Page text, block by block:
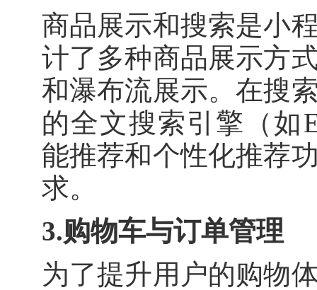
商品展示和搜索是小
计了多种商品展示方
和瀑布流展示。在搜
的全文搜索引擎（如
能推荐和个性化推荐
求。
3.购物车与订单管理
为了提升用户的购物